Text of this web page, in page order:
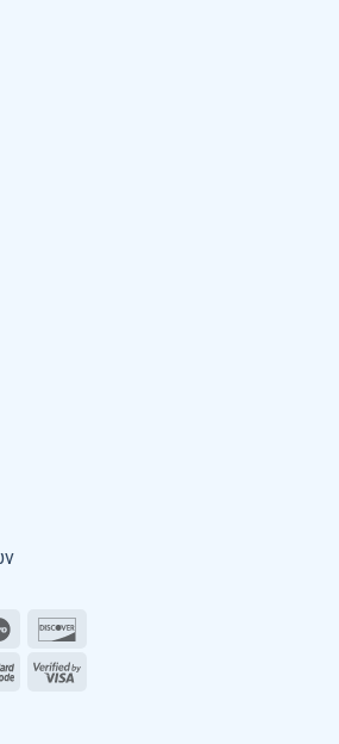
Maestro
MasterCard
Visa